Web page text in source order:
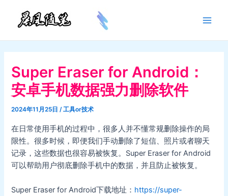
容
Super Eraser for Android：
安卓手机数据强力删除软件
2024年11月25日/工具or技术
在日常使用手机的过程中，很多人并不懂常规删除操作的局
限性。很多时候，即便我们手动删除了短信、照片或者聊天
记录，这些数据也很容易被恢复。Super Eraser for Android
可以帮助用户彻底删除手机中的数据，并且防止被恢复。
Super Eraser for Android下载地址： https://super-